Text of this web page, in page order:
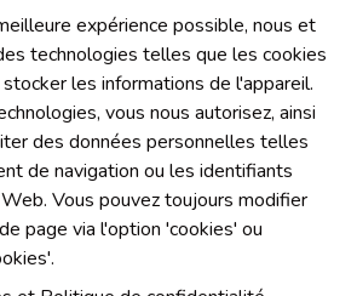
expérience possible, nous et
technologies telles que les cookies
les informations de l'appareil.
vous nous autorisez, ainsi
des données personnelles telles
de navigation ou les identifiants
Vous pouvez toujours modifier
page via l'option 'cookies' ou
juridiquement et financièrement
- TVA BE 0755330288